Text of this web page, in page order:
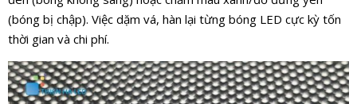
(bóng bị chập). Việc dặm vá, hàn lại từng bóng LED cực kỳ tốn
thời gian và chi phí.